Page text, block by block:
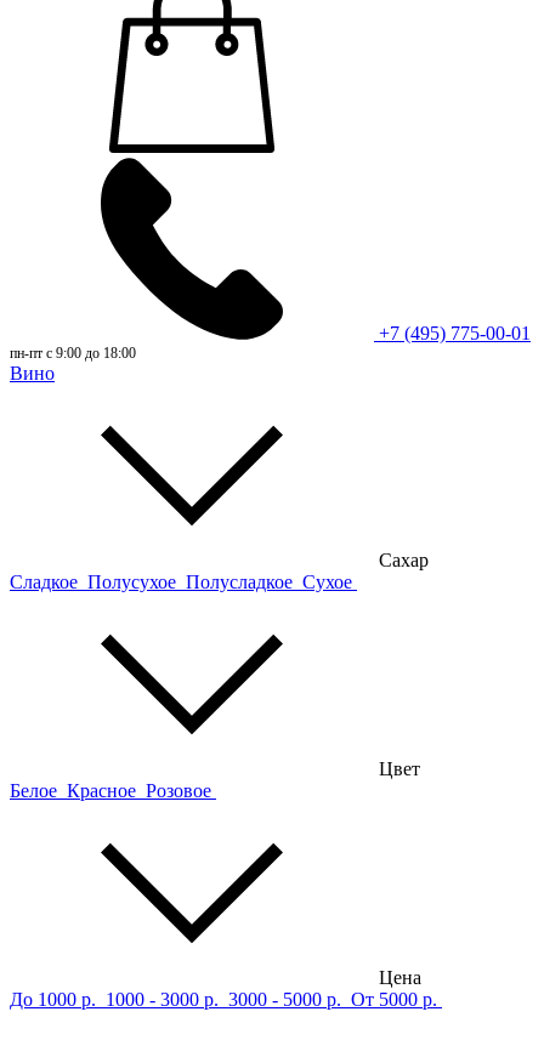
+7 (495) 775-00-01
пн-пт с 9:00 до 18:00
Вино
Сахар
Сладкое Полусухое Полусладкое Сухое
Цвет
Белое Красное Розовое
Цена
До 1000 р. 1000 - 3000 р. 3000 - 5000 р. От 5000 р.